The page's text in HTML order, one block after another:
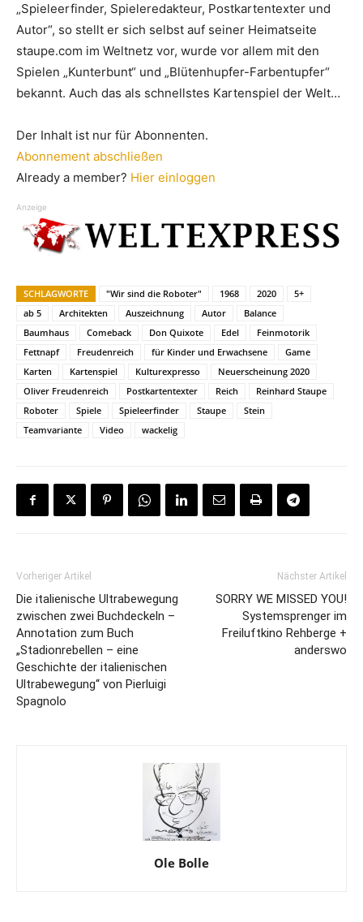
„Spieleerfinder, Spieleredakteur, Postkartentexter und
Autor“, so stellt er sich selbst auf seiner Heimatseite
staupe.com im Weltnetz vor, wurde vor allem mit den
Spielen „Kunterbunt“ und „Blütenhupfer-Farbentupfer“
bekannt. Auch das als schnellstes Kartenspiel der Welt…
Der Inhalt ist nur für Abonnenten.
Abonnement abschließen
Already a member? Hier einloggen
Anzeige
SCHLAGWORTE "Wir sind die Roboter" 1968 2020
5+
ab 5
Architekten Auszeichnung Autor
Balance
Baumhaus
Comeback Don Quixote Edel
Feinmotorik
Fettnapf
Freudenreich für Kinder und Erwachsene
Game
Karten
Kartenspiel Kulturexpresso
Neuerscheinung 2020
Oliver Freudenreich
Postkartentexter Reich
Reinhard Staupe
Roboter
Spiele Spieleerfinder Staupe
Stein
Teamvariante
Video wackelig
Vorheriger Artikel
Die italienische Ultrabewegung
zwischen zwei Buchdeckeln –
Annotation zum Buch
„Stadionrebellen – eine
Geschichte der italienischen
Ultrabewegung“ von Pierluigi
Spagnolo
Nächster Artikel
SORRY WE MISSED YOU!
Systemsprenger im
Freiluftkino Rehberge +
anderswo
Ole Bolle